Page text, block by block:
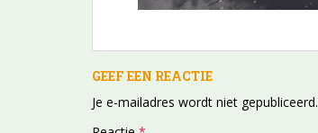
GEEF EEN REACTIE
Je e-mailadres wordt niet gepubliceerd.